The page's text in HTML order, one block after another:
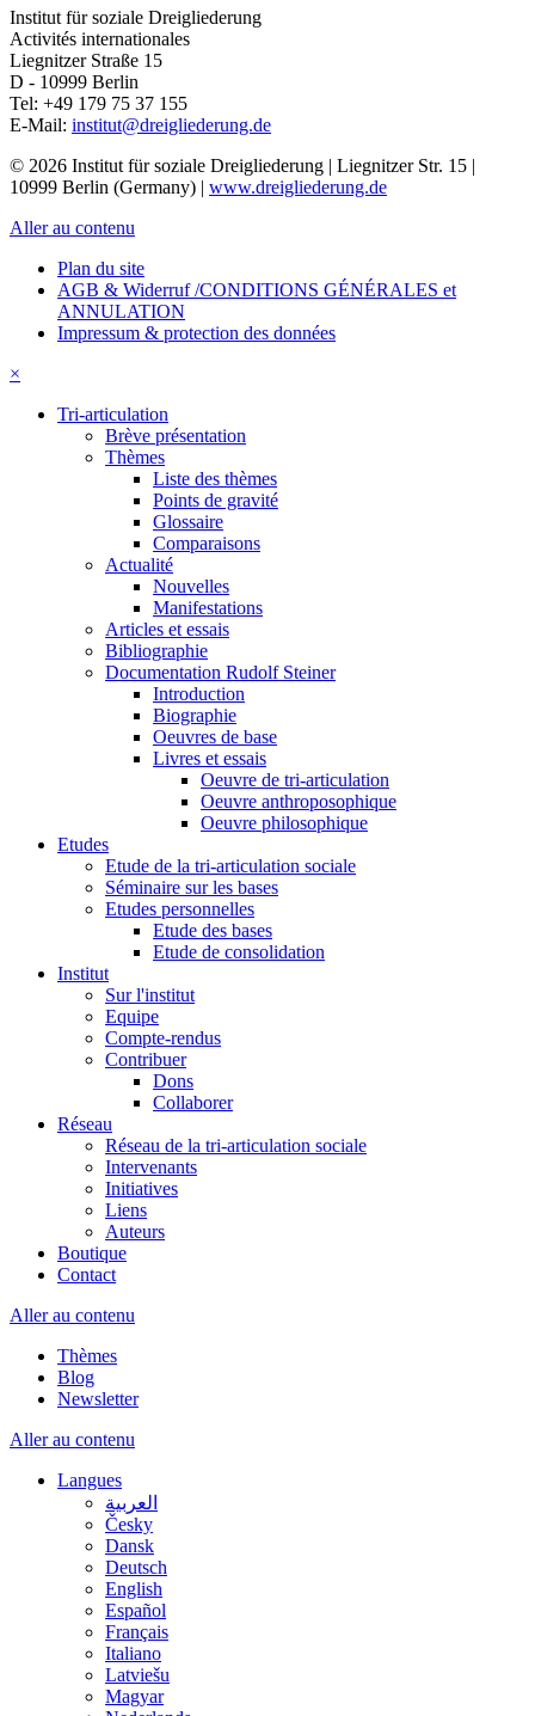
Institut für soziale Dreigliederung
Activités internationales
Liegnitzer Straße 15
D - 10999 Berlin
Tel: +49 179 75 37 155
E-Mail: institut@dreigliederung.de
© 2026 Institut für soziale Dreigliederung | Liegnitzer Str. 15 |
10999 Berlin (Germany) | www.dreigliederung.de
Aller au contenu
Plan du site
AGB & Widerruf /CONDITIONS GÉNÉRALES et
ANNULATION
Impressum & protection des données
×
Tri-articulation
Brève présentation
Thèmes
Liste des thèmes
Points de gravité
Glossaire
Comparaisons
Actualité
Nouvelles
Manifestations
Articles et essais
Bibliographie
Documentation Rudolf Steiner
Introduction
Biographie
Oeuvres de base
Livres et essais
Oeuvre de tri-articulation
Oeuvre anthroposophique
Oeuvre philosophique
Etudes
Etude de la tri-articulation sociale
Séminaire sur les bases
Etudes personnelles
Etude des bases
Etude de consolidation
Institut
Sur l'institut
Equipe
Compte-rendus
Contribuer
Dons
Collaborer
Réseau
Réseau de la tri-articulation sociale
Intervenants
Initiatives
Liens
Auteurs
Boutique
Contact
Aller au contenu
Thèmes
Blog
Newsletter
Aller au contenu
Langues
العربية
Česky
Dansk
Deutsch
English
Español
Français
Italiano
Latviešu
Magyar